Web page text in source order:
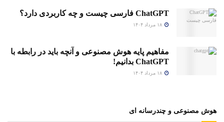
ChatGPT فارسی چیست و چه کاربردی دارد؟
مفاهیم پایه هوش مصنوعی و آنچه باید در رابطه با
ChatGPT بدانیم!
هوش مصنوعی و چندرسانه ای